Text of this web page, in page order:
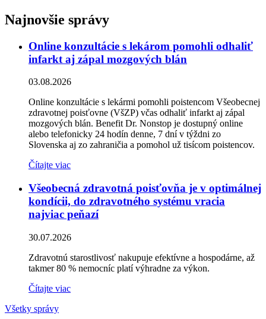
Najnovšie správy
Online konzultácie s lekárom pomohli odhaliť
infarkt aj zápal mozgových blán
03.08.2026
Online konzultácie s lekármi pomohli poistencom Všeobecnej
zdravotnej poisťovne (VšZP) včas odhaliť infarkt aj zápal
mozgových blán. Benefit Dr. Nonstop je dostupný online
alebo telefonicky 24 hodín denne, 7 dní v týždni zo
Slovenska aj zo zahraničia a pomohol už tisícom poistencov.
Čítajte viac
Všeobecná zdravotná poisťovňa je v optimálnej
kondícii, do zdravotného systému vracia
najviac peňazí
30.07.2026
Zdravotnú starostlivosť nakupuje efektívne a hospodárne, až
takmer 80 % nemocníc platí výhradne za výkon.
Čítajte viac
Všetky správy